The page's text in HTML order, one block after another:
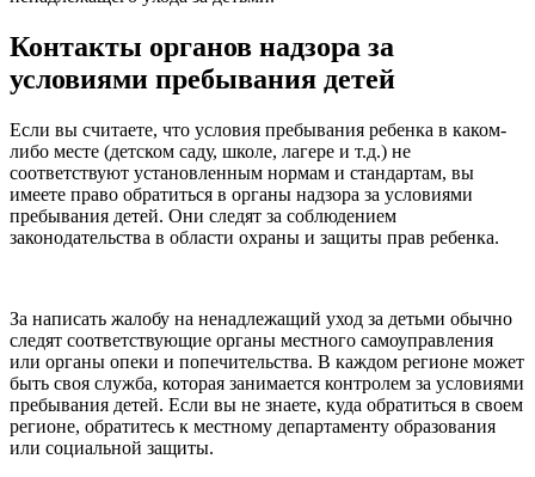
Контакты органов надзора за
условиями пребывания детей
Если вы считаете, что условия пребывания ребенка в каком-
либо месте (детском саду, школе, лагере и т.д.) не
соответствуют установленным нормам и стандартам, вы
имеете право обратиться в органы надзора за условиями
пребывания детей. Они следят за соблюдением
законодательства в области охраны и защиты прав ребенка.
За написать жалобу на ненадлежащий уход за детьми обычно
следят соответствующие органы местного самоуправления
или органы опеки и попечительства. В каждом регионе может
быть своя служба, которая занимается контролем за условиями
пребывания детей. Если вы не знаете, куда обратиться в своем
регионе, обратитесь к местному департаменту образования
или социальной защиты.